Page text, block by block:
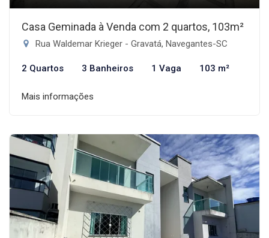
Casa Geminada à Venda com 2 quartos, 103m²
Rua Waldemar Krieger - Gravatá, Navegantes-SC
2 Quartos 3 Banheiros 1 Vaga 103 m²
Mais informações